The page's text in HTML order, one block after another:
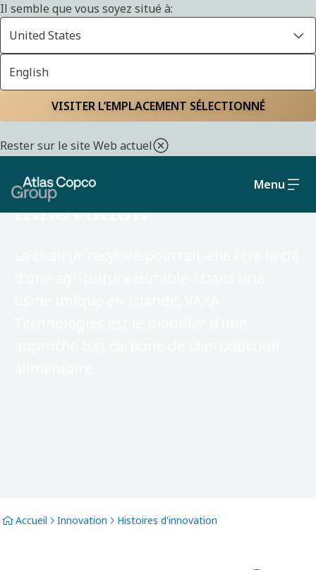
Il semble que vous soyez situé à:
United States
English
VISITER L’EMPLACEMENT SÉLECTIONNÉ
Rester sur le site Web actuel
Menu
NOVEMBER 20, 2025
UNE HISTOIRE D’INNOVATION
Energy reuse fuels food
innovation
Accueil Innovation Histoires d'innovation